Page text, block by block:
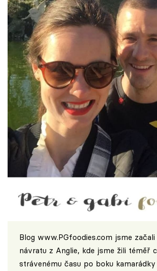
Blog www.PGfoodies.com jsme
návratu z Anglie, kde jsme žili téměř
strávenému času po boku kamarádky